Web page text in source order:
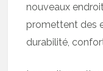
nouveaux
promettent des
durabilité,